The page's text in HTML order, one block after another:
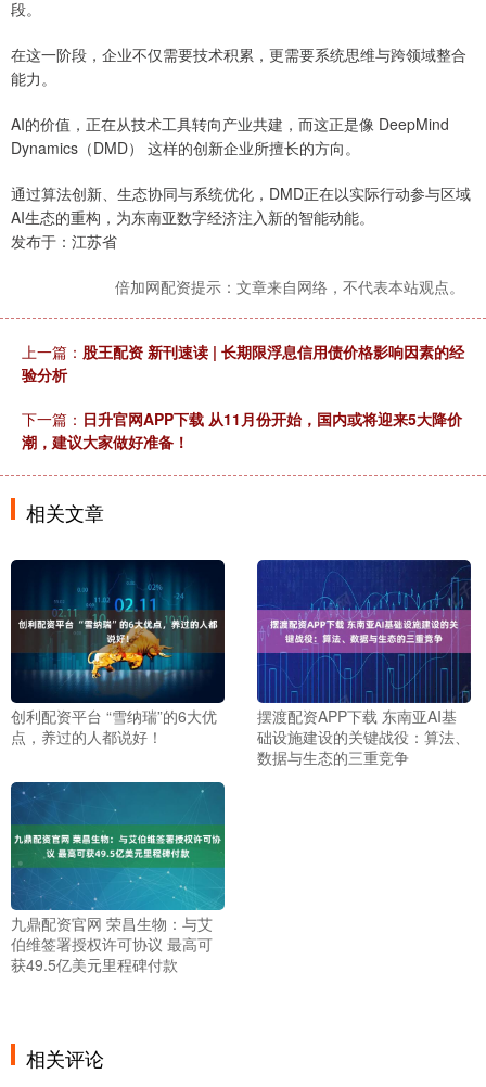
段。
在这一阶段，企业不仅需要技术积累，更需要系统思维与跨领域整合
能力。
AI的价值，正在从技术工具转向产业共建，而这正是像 DeepMind
Dynamics（DMD） 这样的创新企业所擅长的方向。
通过算法创新、生态协同与系统优化，DMD正在以实际行动参与区域
AI生态的重构，为东南亚数字经济注入新的智能动能。
发布于：江苏省
倍加网配资提示：文章来自网络，不代表本站观点。
上一篇： 股王配资 新刊速读 | 长期限浮息信用债价格影响因素的经
验分析
下一篇： 日升官网APP下载 从11月份开始，国内或将迎来5大降价
潮，建议大家做好准备！
相关文章
创利配资平台 “雪纳瑞”的6大优
点，养过的人都说好！
摆渡配资APP下载 东南亚AI基
础设施建设的关键战役：算法、
数据与生态的三重竞争
九鼎配资官网 荣昌生物：与艾
伯维签署授权许可协议 最高可
获49.5亿美元里程碑付款
相关评论